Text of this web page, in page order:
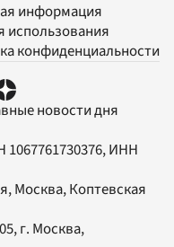
информация
использования
конфиденциальности
новости дня
1067761730376, ИНН
Москва, Коптевская
, г. Москва,